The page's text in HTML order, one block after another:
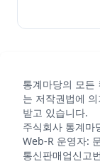
통계마당의 모든
는 저작권법에
받고 있습니다.
주식회사 통계마
Web-R 운영자:
통신판매업신고